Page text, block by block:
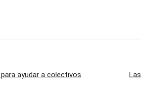
ayudar a colectivos